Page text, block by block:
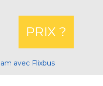
PRIX ?
avec Flixbus